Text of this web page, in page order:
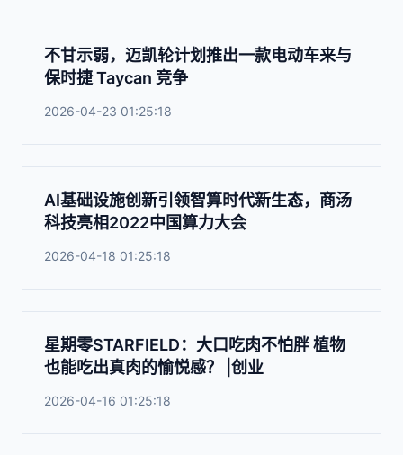
不甘示弱，迈凯轮计划推出一款电动车来与
保时捷 Taycan 竞争
2026-04-23 01:25:18
AI基础设施创新引领智算时代新生态，商汤
科技亮相2022中国算力大会
2026-04-18 01:25:18
星期零STARFIELD：大口吃肉不怕胖 植物
也能吃出真肉的愉悦感？ |创业
2026-04-16 01:25:18